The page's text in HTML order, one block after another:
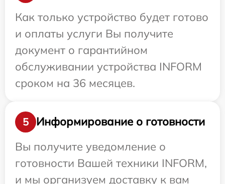
Как только устройство будет готово
и оплаты услуги Вы получите
документ о гарантийном
обслуживании устройства INFORM
сроком на 36 месяцев.
5
Информирование о готовности
Вы получите уведомление о
готовности Вашей техники INFORM,
и мы организуем доставку к вам